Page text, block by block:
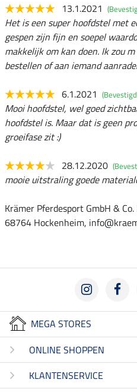
13.1.2021
Het is een super hoofdstel met
gespen zijn fijn en soepel
makkelijk om kan doen. Ik zou
bestellen of aan iemand
6.1.2021
Mooi hoofdstel, wel goed
hoofdstel is. Maar dat is geen
groeifase zit :)
28.12.2020
mooie uitstraling goede
Krämer Pferdesport GmbH &
68764 Hockenheim,
MEGA STORES
ONLINE SHOPPEN
KLANTENSERVICE